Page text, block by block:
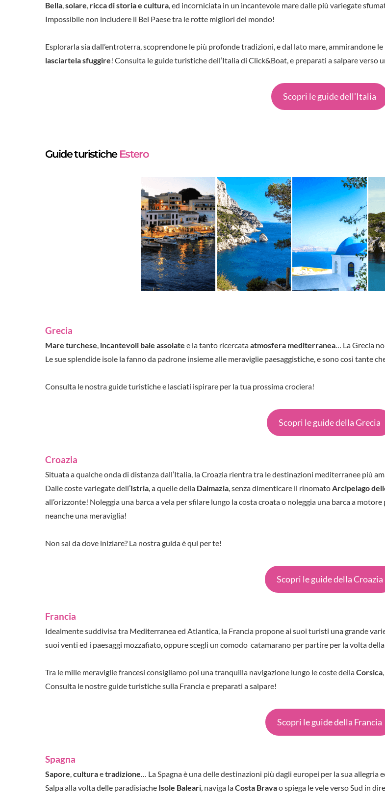
Bella,solare, ricca di storia e cultura, ed incorniciata in un incantevole mare dalle più variegate
Impossibile non includere il Bel Paese tra le rotte migliori del mondo!
Esplorarla sia dall’entroterra, scoprendone le più profonde tradizioni, e dal lato mare, ammirandone
lasciartela sfuggire! Consulta le guide turistiche dell’Italia di Click&Boat, e preparati a salpare verso
Scopri le guide dell’Italia
Guide turistiche Estero
Grecia
Mare turchese, incantevoli baie assolate e la tanto ricercataatmosfera mediterranea… La Grecia
Le sue splendide isole la fanno da padrone insieme alle meraviglie paesaggistiche, e sono così tante
Consulta le nostra guide turistiche e lasciati ispirare per la tua prossima crociera!
Scopri le guide della Grecia
Croazia
Situata a qualche onda di distanza dall’Italia, la Croazia rientra tra le destinazioni mediterranee più
Dalle coste variegate dell’Istria, a quelle della Dalmazia, senza dimenticare il rinomatoArcipelago
all’orizzonte! Noleggia una barca a vela per sfilare lungo la costa croata o noleggia una barca a
neanche una meraviglia!
Non sai da dove iniziare? La nostra guida è qui per te!
Scopri le guide della Croazia
Francia
Idealmente suddivisa tra Mediterranea ed Atlantica, la Francia propone ai suoi turisti una grande
suoi venti ed i paesaggi mozzafiato, oppure scegli un comodo catamarano per partire per la volta della
Tra le mille meraviglie francesi consigliamo poi una tranquilla navigazione lungo le coste dellaCorsica
Consulta le nostre guide turistiche sulla Francia e preparati a salpare!
Scopri le guide della Francia
Spagna
Sapore,culturaetradizione… La Spagna è una delle destinazioni più dagli europei per la sua allegria
Salpa alla volta delle paradisiache Isole Baleari, naviga laCosta Bravao spiega le vele verso Sud in